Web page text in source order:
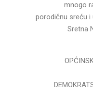
mnogo
porodičnu sreću i
Sretna